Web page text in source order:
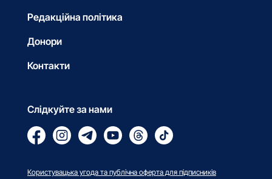
Редакційна політика
Донори
Контакти
Слідкуйте за нами
Користувацька угода та публічна оферта для підписників